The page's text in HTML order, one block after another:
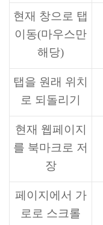
현재 창으로 탭
이동(마우스만
해당)
탭을 원래 위치
로 되돌리기
현재 웹페이지
를 북마크로 저
장
페이지에서 가
로로 스크롤